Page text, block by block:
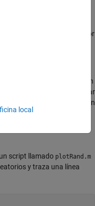
guardada del archivo. Por
cambios.
ha producido un problema en
la salida. Para mostrar
y coma del final de la línea en
la salida en la ventana de
script llamado plotRand.m
y traza una línea
local